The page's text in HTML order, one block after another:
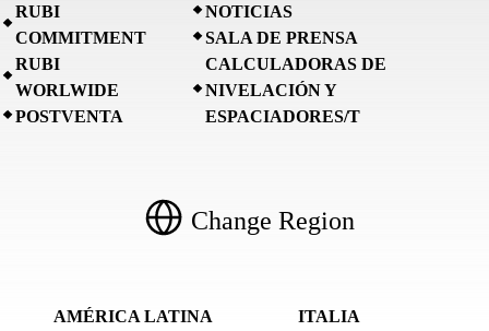
RUBI
COMMITMENT
RUBI
WORLWIDE
POSTVENTA
NOTICIAS
SALA DE PRENSA
CALCULADORAS DE
NIVELACIÓN Y
ESPACIADORES/T
Change Region
AMÉRICA LATINA
ITALIA